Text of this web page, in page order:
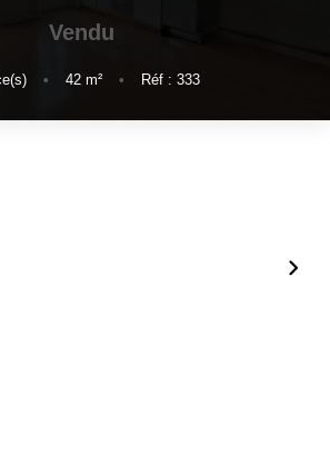
Votre Estimation À L'agence
Vendu
• 42m² • Réf : 333